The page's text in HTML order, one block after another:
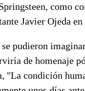
como
Javier Ojeda en
pudieron
de homenaje
"La condición